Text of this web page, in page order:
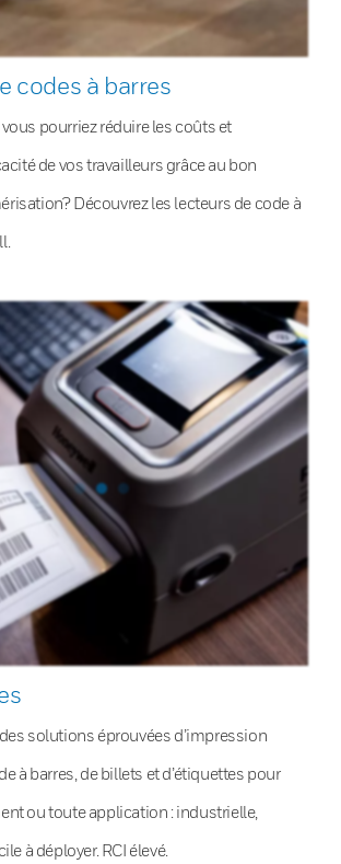
codes à barres
pourriez réduire les coûts et
de vos travailleurs grâce au bon
Découvrez les lecteurs de code à
solutions éprouvées d’impression
à barres, de billets et d’étiquettes pour
ou toute application : industrielle,
à déployer. RCI élevé.